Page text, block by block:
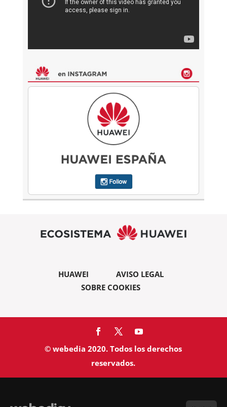
HUAWEI
AVISO LEGAL
SOBRE COOKIES
© webedia 2020. Todos los derechos
reservados.